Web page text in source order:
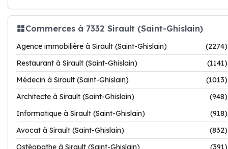
Commerces à 7332 Sirault (Saint-Ghislain)
Agence immobilière à Sirault (Saint-Ghislain)
(2274)
Restaurant à Sirault (Saint-Ghislain)
(1141)
Médecin à Sirault (Saint-Ghislain)
(1013)
Architecte à Sirault (Saint-Ghislain)
(948)
Informatique à Sirault (Saint-Ghislain)
(918)
Avocat à Sirault (Saint-Ghislain)
(832)
Ostéopathe à Sirault (Saint-Ghislain)
(391)